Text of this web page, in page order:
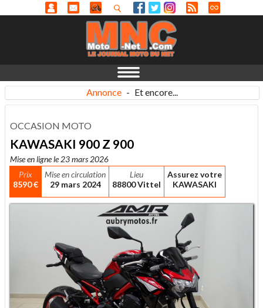
Annonce - Et encore...
OCCASION MOTO
KAWASAKI 900 Z 900
Mise en ligne le 23 mars 2026
Prix
8590 €
Mise en circulation
29 mars 2024
Lieu
88800 Vittel
Assurez votre
KAWASAKI